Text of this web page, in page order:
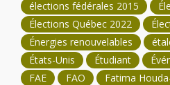
élections fédérales 2015
Élections Québec 2022
Énergies renouvelables
États-Unis
Étudiant
FAE
FAO Fatima